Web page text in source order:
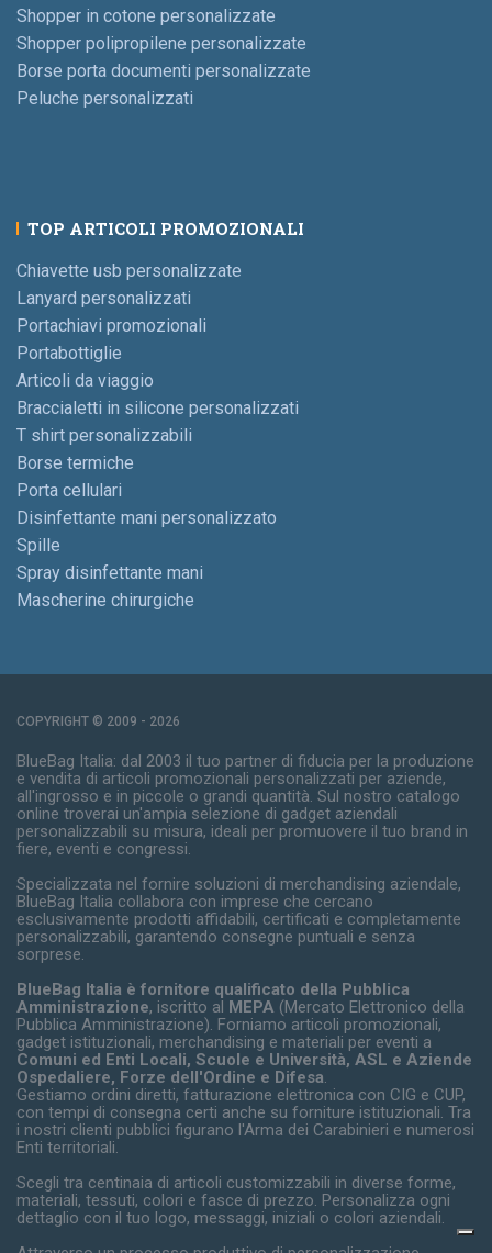
Shopper in cotone personalizzate
Shopper polipropilene personalizzate
Borse porta documenti personalizzate
Peluche personalizzati
TOP ARTICOLI PROMOZIONALI
Chiavette usb personalizzate
Lanyard personalizzati
Portachiavi promozionali
Portabottiglie
Articoli da viaggio
Braccialetti in silicone personalizzati
T shirt personalizzabili
Borse termiche
Porta cellulari
Disinfettante mani personalizzato
Spille
Spray disinfettante mani
Mascherine chirurgiche
COPYRIGHT © 2009 - 2026
BlueBag Italia: dal 2003 il tuo partner di fiducia per la produzione
e vendita di articoli promozionali personalizzati per aziende,
all'ingrosso e in piccole o grandi quantità. Sul nostro catalogo
online troverai un'ampia selezione di gadget aziendali
personalizzabili su misura, ideali per promuovere il tuo brand in
fiere, eventi e congressi.
Specializzata nel fornire soluzioni di merchandising aziendale,
BlueBag Italia collabora con imprese che cercano
esclusivamente prodotti affidabili, certificati e completamente
personalizzabili, garantendo consegne puntuali e senza
sorprese.
BlueBag Italia è fornitore qualificato della Pubblica
Amministrazione, iscritto al MEPA (Mercato Elettronico della
Pubblica Amministrazione). Forniamo articoli promozionali,
gadget istituzionali, merchandising e materiali per eventi a
Comuni ed Enti Locali, Scuole e Università, ASL e Aziende
Ospedaliere, Forze dell'Ordine e Difesa.
Gestiamo ordini diretti, fatturazione elettronica con CIG e CUP,
con tempi di consegna certi anche su forniture istituzionali. Tra
i nostri clienti pubblici figurano l'Arma dei Carabinieri e numerosi
Enti territoriali.
Scegli tra centinaia di articoli customizzabili in diverse forme,
materiali, tessuti, colori e fasce di prezzo. Personalizza ogni
dettaglio con il tuo logo, messaggi, iniziali o colori aziendali.